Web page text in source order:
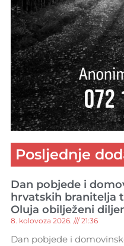
Posljednje
Dan pobjede i
hrvatskih branitelja
Oluja obilježeni
8. kolovoza 2026. 21:36
Dan pobjede i